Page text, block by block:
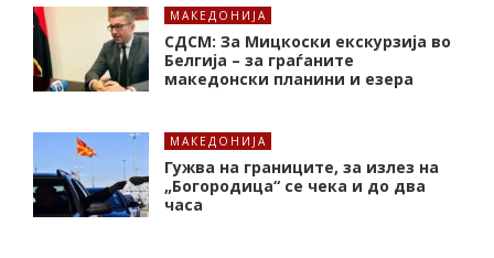
МАКЕДОНИЈА
СДСМ: За Мицкоски екскурзија во
Белгија – за граѓаните
македонски планини и езера
МАКЕДОНИЈА
Гужва на границите, за излез на
„Богородица“ се чека и до два
часа